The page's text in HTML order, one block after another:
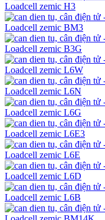
Loadcell zemic H3
Loadcell zemic BM3
Loadcell zemic B3G
Loadcell zemic L6W
Loadcell zemic L6N
Loadcell zemic L6G
Loadcell zemic L6E3
Loadcell zemic L6E
Loadcell zemic L6D
Loadcell zemic L6B